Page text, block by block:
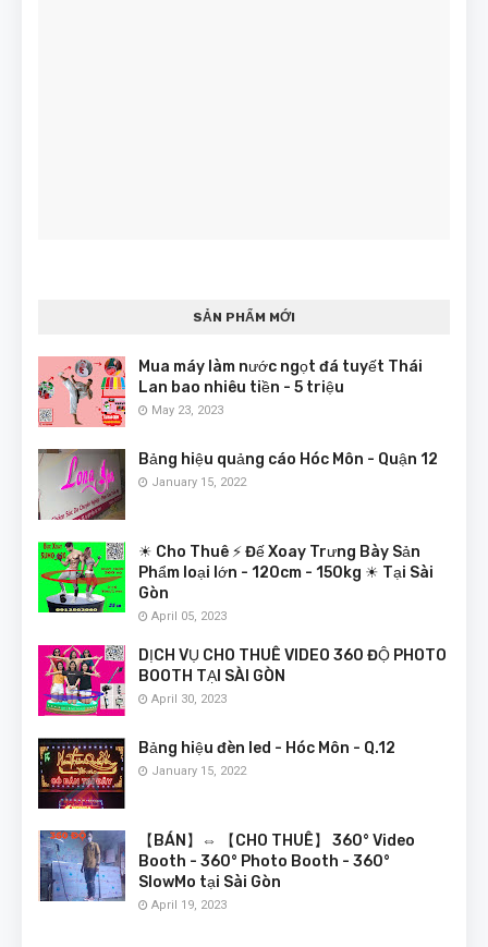
SẢN PHẨM MỚI
Mua máy làm nước ngọt đá tuyết Thái
Lan bao nhiêu tiền - 5 triệu
May 23, 2023
Bảng hiệu quảng cáo Hóc Môn - Quận 12
January 15, 2022
☀ Cho Thuê ⚡ Đế Xoay Trưng Bày Sản
Phẩm loại lớn - 120cm - 150kg ☀ Tại Sài
Gòn
April 05, 2023
DỊCH VỤ CHO THUÊ VIDEO 360 ĐỘ PHOTO
BOOTH TẠI SÀI GÒN
April 30, 2023
Bảng hiệu đèn led - Hóc Môn - Q.12
January 15, 2022
【BÁN】⇔ 【CHO THUÊ】 360° Video
Booth - 360° Photo Booth - 360°
SlowMo tại Sài Gòn
April 19, 2023